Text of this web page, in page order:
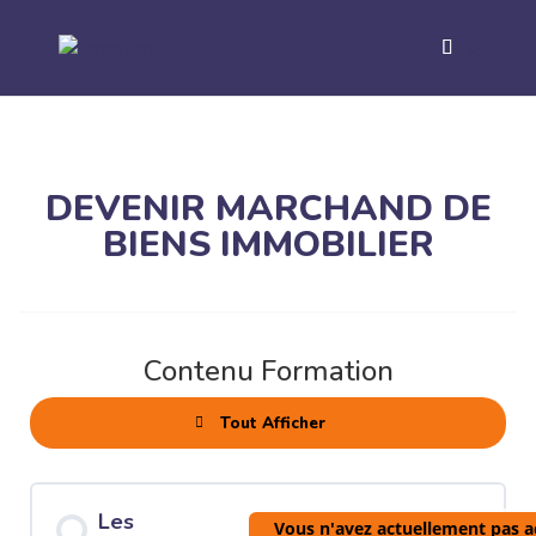
DEVENIR MARCHAND DE
BIENS IMMOBILIER
Contenu Formation
Tout Afficher
Modules
Les
Vous n'avez actuellement pas